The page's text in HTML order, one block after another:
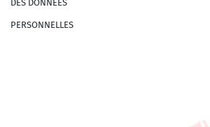
DES DONNÉES
PERSONNELLES